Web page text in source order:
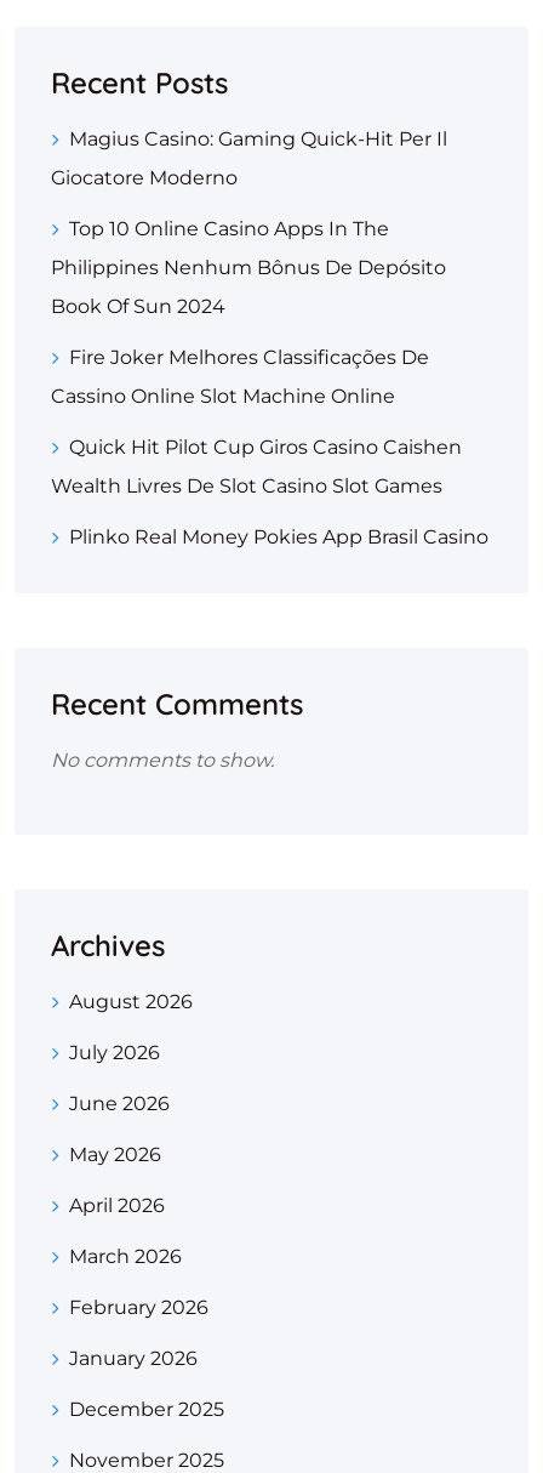
Recent Posts
Magius Casino: Gaming Quick‑Hit Per Il
Giocatore Moderno
Top 10 Online Casino Apps In The
Philippines Nenhum Bônus De Depósito
Book Of Sun 2024
Fire Joker Melhores Classificações De
Cassino Online Slot Machine Online
Quick Hit Pilot Cup Giros Casino Caishen
Wealth Livres De Slot Casino Slot Games
Plinko Real Money Pokies App Brasil Casino
Recent Comments
No comments to show.
Archives
August 2026
July 2026
June 2026
May 2026
April 2026
March 2026
February 2026
January 2026
December 2025
November 2025